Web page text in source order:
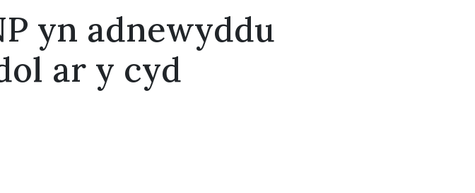
yn adnewyddu
ar y cyd